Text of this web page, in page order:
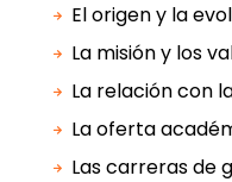
El origen y la
La misión y los
La relación con
La oferta
Las carreras de